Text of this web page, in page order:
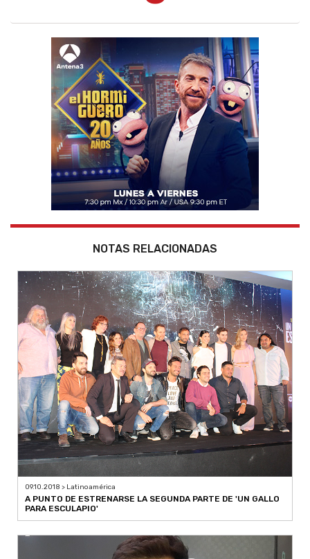
NOTAS RELACIONADAS
09.10.2018 > Latinoamérica
A PUNTO DE ESTRENARSE LA SEGUNDA PARTE DE 'UN GALLO
PARA ESCULAPIO'